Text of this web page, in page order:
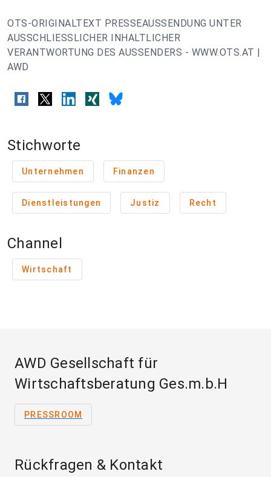
OTS-ORIGINALTEXT PRESSEAUSSENDUNG UNTER
AUSSCHLIESSLICHER INHALTLICHER
VERANTWORTUNG DES AUSSENDERS - WWW.OTS.AT |
AWD
Stichworte
Unternehmen Finanzen
Dienstleistungen Justiz Recht
Channel
Wirtschaft
AWD Gesellschaft für
Wirtschaftsberatung Ges.m.b.H
PRESSROOM
Rückfragen & Kontakt